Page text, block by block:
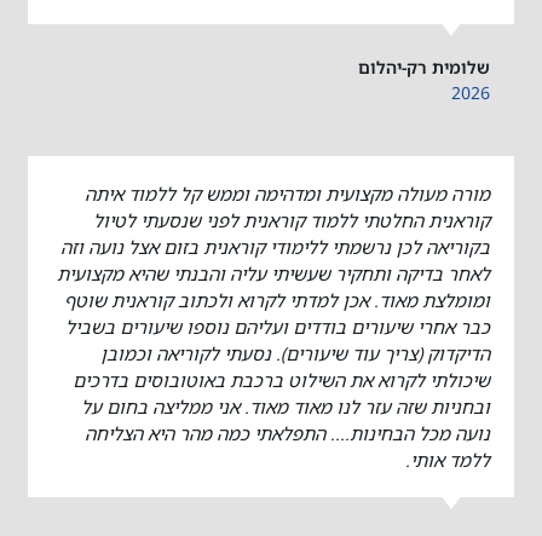
שלומית רק-יהלום
2026
מורה מעולה מקצועית ומדהימה וממש קל ללמוד איתה
קוראנית החלטתי ללמוד קוראנית לפני שנסעתי לטיול
בקוריאה לכן נרשמתי ללימודי קוראנית בזום אצל נועה וזה
לאחר בדיקה ותחקיר שעשיתי עליה והבנתי שהיא מקצועית
ומומלצת מאוד. אכן למדתי לקרוא ולכתוב קוראנית שוטף
כבר אחרי שיעורים בודדים ועליהם נוספו שיעורים בשביל
הדיקדוק (צריך עוד שיעורים). נסעתי לקוריאה וכמובן
שיכולתי לקרוא את השילוט ברכבת באוטובוסים בדרכים
ובחניות שזה עזר לנו מאוד מאוד. אני ממליצה בחום על
נועה מכל הבחינות.... התפלאתי כמה מהר היא הצליחה
ללמד אותי.